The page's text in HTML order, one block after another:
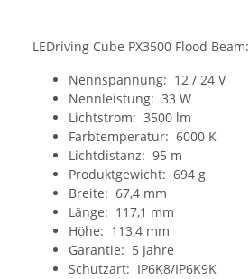
LEDriving Cube PX3500 Flood Beam:
Nennspannung: 12 / 24 V
Nennleistung: 33 W
Lichtstrom: 3500 lm
Farbtemperatur: 6000 K
Lichtdistanz: 95 m
Produktgewicht: 694 g
Breite: 67,4 mm
Länge: 117,1 mm
Höhe: 113,4 mm
Garantie: 5 Jahre
Schutzart: IP6K8/IP6K9K